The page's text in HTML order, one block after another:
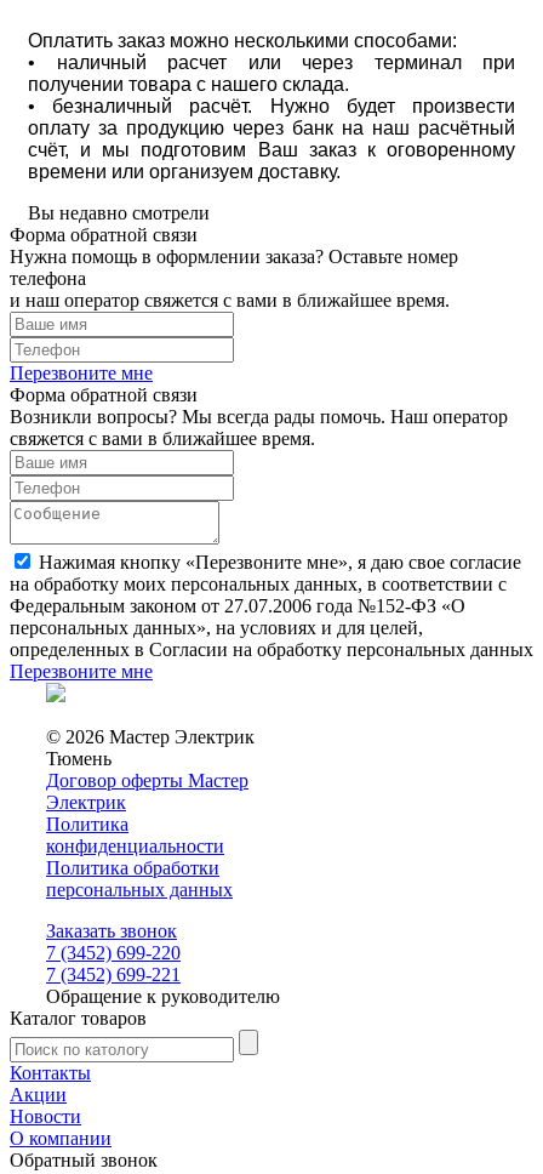
Оплатить заказ можно несколькими способами:
• наличный расчет или через терминал при
получении товара с нашего склада.
• безналичный расчёт. Нужно будет произвести
оплату за продукцию через банк на наш расчётный
счёт, и мы подготовим Ваш заказ к оговоренному
времени или организуем доставку.
Вы недавно смотрели
Форма обратной связи
Нужна помощь в оформлении заказа? Оставьте номер
телефона
и наш оператор свяжется с вами в ближайшее время.
Перезвоните мне
Форма обратной связи
Возникли вопросы? Мы всегда рады помочь. Наш оператор
свяжется с вами в ближайшее время.
Нажимая кнопку «Перезвоните мне», я даю свое согласие
на обработку моих персональных данных, в соответствии с
Федеральным законом от 27.07.2006 года №152-ФЗ «О
персональных данных», на условиях и для целей,
определенных в Согласии на обработку персональных данных
Перезвоните мне
© 2026 Мастер Электрик
Тюмень
Договор оферты Мастер
Электрик
Политика
конфиденциальности
Политика обработки
персональных данных
Заказать звонок
7 (3452) 699-220
7 (3452) 699-221
Обращение к руководителю
Каталог товаров
Контакты
Акции
Новости
О компании
Обратный звонок